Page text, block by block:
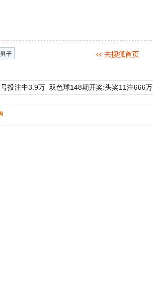
男子
投注中3.9万 双色球148期开奖:头奖11注666万